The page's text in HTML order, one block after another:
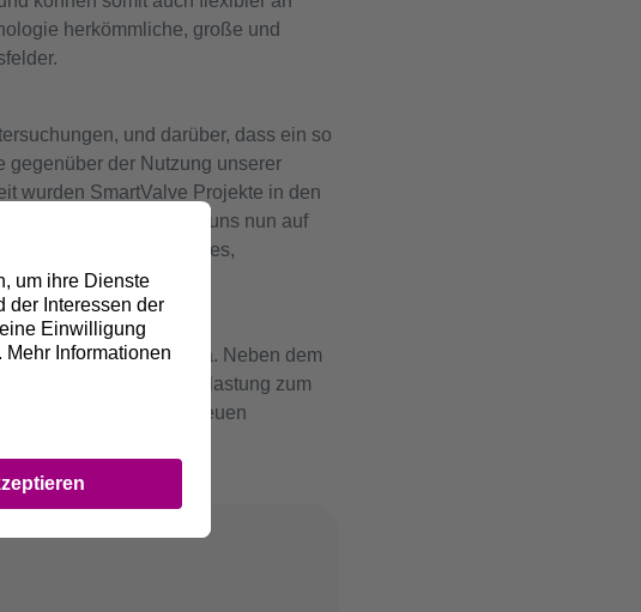
herkömmliche, große und
und darüber, dass ein so
gegenüber der Nutzung unserer
wurden SmartValve Projekte in den
zu nennen. Wir freuen uns nun auf
sagte Dr. Susanne Nies,
Stromnetzes in Europa. Neben dem
effizienteren Netzauslastung zum
zusätzlich zu neuen